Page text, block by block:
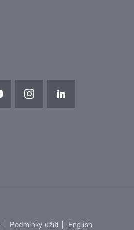
Podmínky užití English